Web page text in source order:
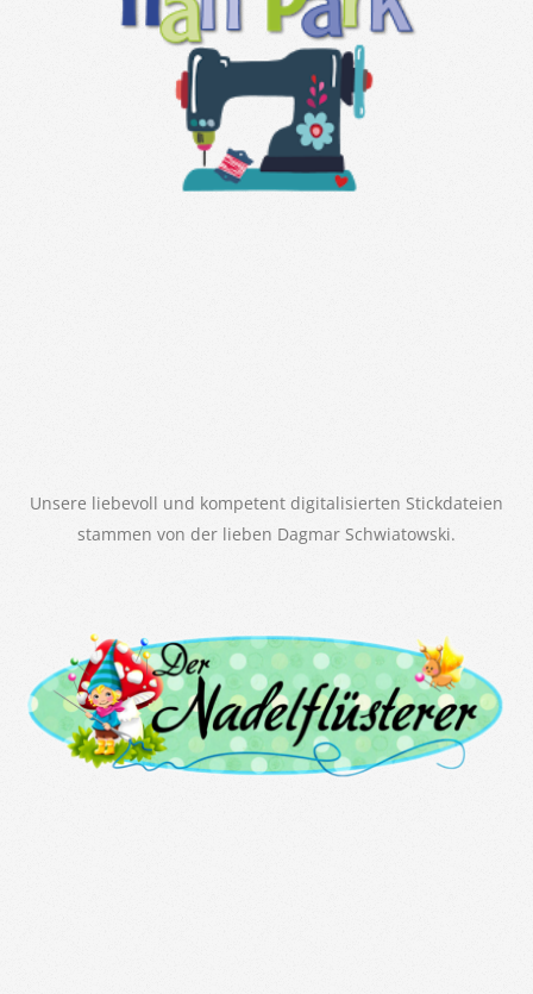
Unsere liebevoll und kompetent digitalisierten Stickdateien
stammen von der lieben Dagmar Schwiatowski.